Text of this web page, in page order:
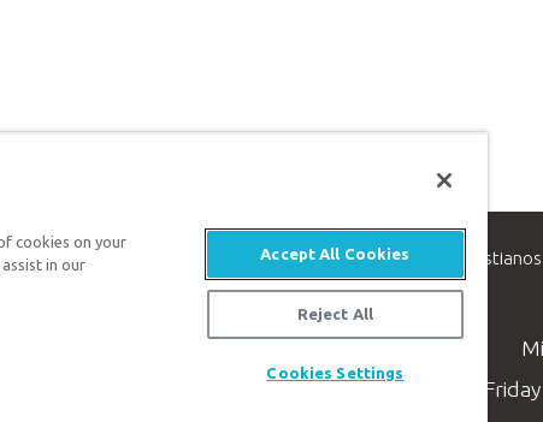
es un ministerio de apologética, dedicado a ayudar a los cristianos
el evangelio de Jesucristo.
Available
cookies on your
in our
Accept All Cookies
Reject All
Cookies Settings